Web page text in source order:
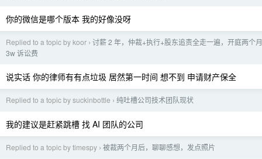
你的微信是哪个版本 我的好像没呀
Replied to a topic by koor › 讨薪 2 年，仲裁+执行+股东追责全走一遍，开庭两个
3w 诉讼费
说实话 你的律师有有点垃圾 居然第一时间 想不到 申请财产保全
Replied to a topic by suckinbottle › 纯吐槽公司技术团队现状
我的建议是赶紧跳槽 找 AI 团队的公司
Replied to a topic by timespy › 被裁两个月后，聊聊感想，发点照片